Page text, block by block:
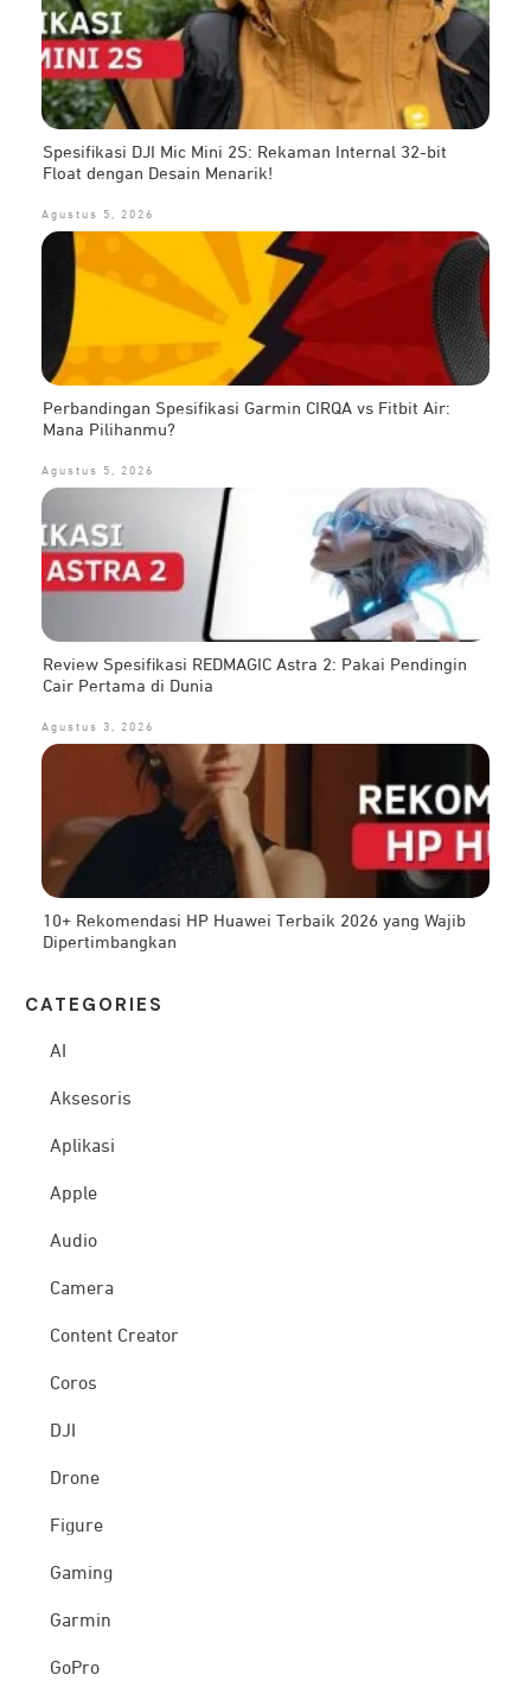
Spesifikasi DJI Mic Mini 2S: Rekaman Internal 32-bit
Float dengan Desain Menarik!
Agustus 5, 2026
Perbandingan Spesifikasi Garmin CIRQA vs Fitbit Air:
Mana Pilihanmu?
Agustus 5, 2026
Review Spesifikasi REDMAGIC Astra 2: Pakai Pendingin
Cair Pertama di Dunia
Agustus 3, 2026
10+ Rekomendasi HP Huawei Terbaik 2026 yang Wajib
Dipertimbangkan
CATEG ORIES
AI
Aksesoris
Aplikasi
Apple
Audio
Camera
Content Creator
Coros
DJI
Drone
Figure
Gaming
Garmin
GoPro